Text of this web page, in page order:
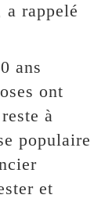
a rappelé
ans
ont
à
populaire
et